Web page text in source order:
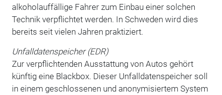
alkoholauffällige Fahrer zum Einbau einer solchen
Technik verpflichtet werden. In Schweden wird dies
bereits seit vielen Jahren praktiziert.
Unfalldatenspeicher (EDR)
Zur verpflichtenden Ausstattung von Autos gehört
künftig eine Blackbox. Dieser Unfalldatenspeicher soll
in einem geschlossenen und anonymisiertem System